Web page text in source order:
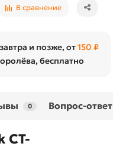
В сравнение
и позже, от150 ₽
бесплатно
0 Вопрос-ответ
CT-